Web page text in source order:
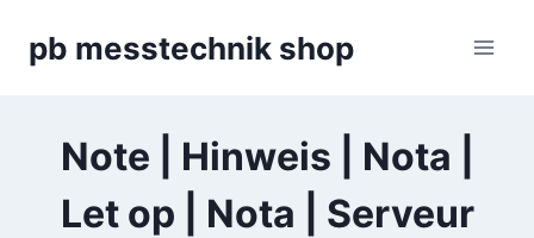
Inhaltpb messtechnik shop
Note | Hinweis | Nota |
Let op | Nota | Serveur